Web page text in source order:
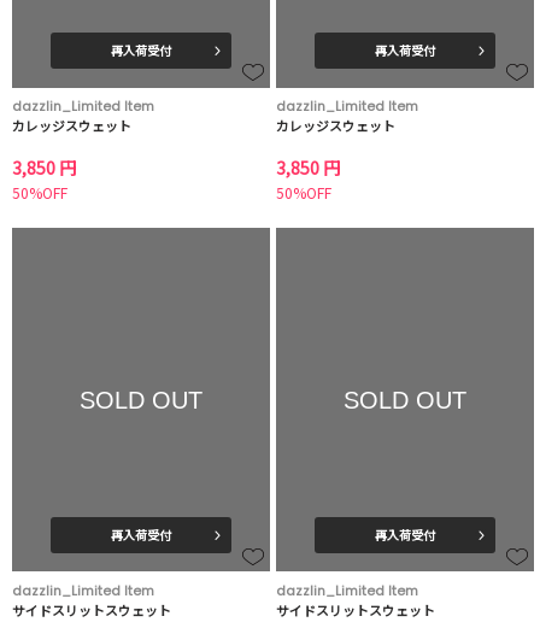
再入荷受付
dazzlin_Limited Item
カレッジスウェット
3,850 円
50%OFF
再入荷受付
dazzlin_Limited Item
カレッジスウェット
3,850 円
50%OFF
SOLD OUT
再入荷受付
dazzlin_Limited Item
サイドスリットスウェット
SOLD OUT
再入荷受付
dazzlin_Limited Item
サイドスリットスウェット